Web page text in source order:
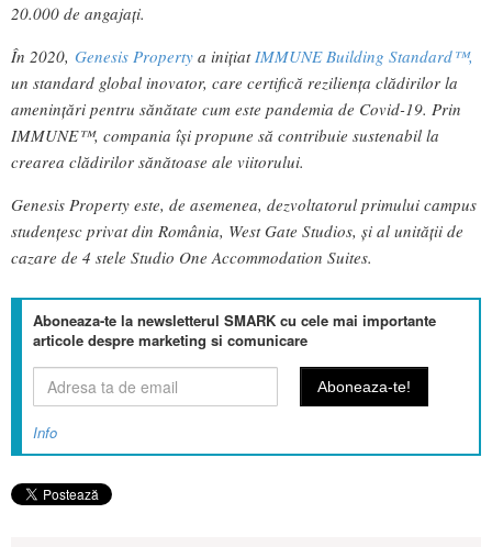
20.000 de angajați.
În 2020, Genesis Property a inițiat IMMUNE Building Standard™,
un standard global inovator, care certifică reziliența clădirilor la
amenințări pentru sănătate cum este pandemia de Covid-19. Prin
IMMUNE™, compania își propune să contribuie sustenabil la
crearea clădirilor sănătoase ale viitorului.
Genesis Property este, de asemenea, dezvoltatorul primului campus
studențesc privat din România, West Gate Studios, și al unității de
cazare de 4 stele Studio One Accommodation Suites.
Aboneaza-te la newsletterul SMARK cu cele mai importante
articole despre marketing si comunicare
Info